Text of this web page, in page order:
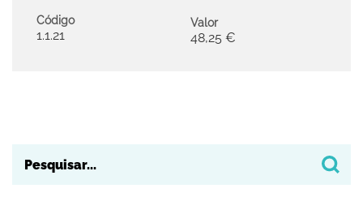
Código
1.1.21
Valor
48,25 €